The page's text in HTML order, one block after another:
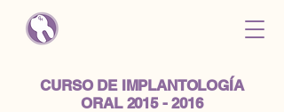
CURSO DE IMPLANTOLOGÍA
ORAL 2015 - 2016